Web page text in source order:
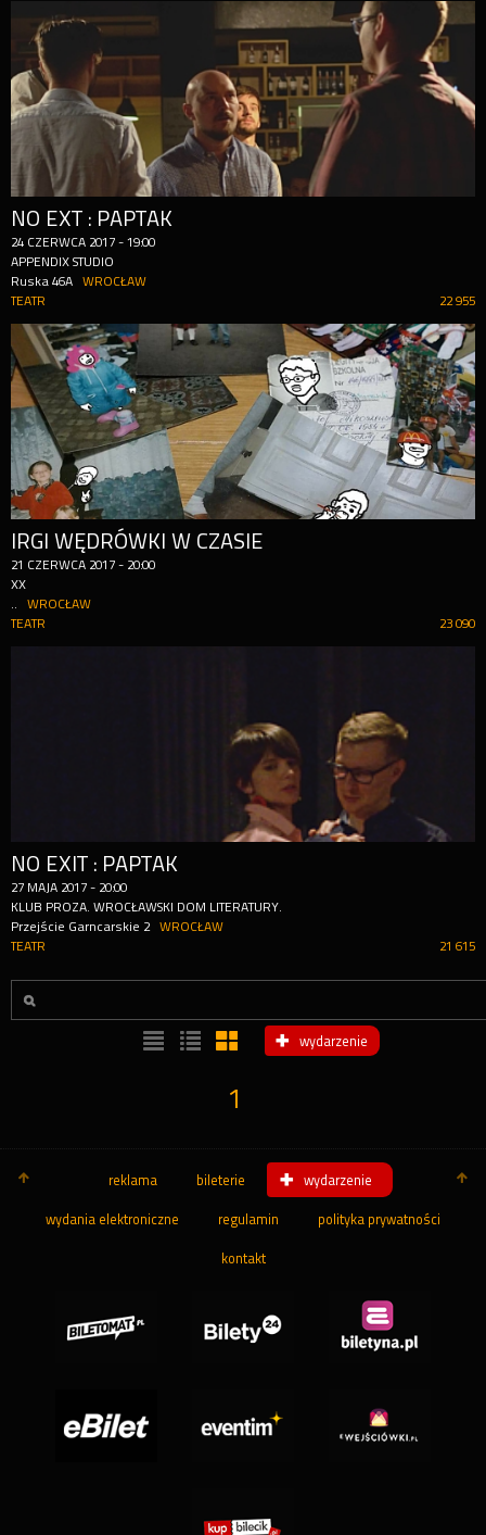
NO EXT : PAPTAK
24 CZERWCA 2017 -19:00
APPENDIX STUDIO
Ruska 46A
WROCŁAW
22 955
TEATR
IRGI WĘDRÓWKI W CZASIE
21 CZERWCA 2017 - 20:00
XX
..
WROCŁAW
23 090
TEATR
NO EXIT : PAPTAK
27 MAJA 2017 - 20:00
KLUB PROZA. WROCŁAWSKI DOM LITERATURY.
Przejście Garncarskie 2
WROCŁAW
21 615
TEATR
wydarzenie
1
reklama bileterie wydarzenie
wydania elektroniczne regulamin polityka prywatności
kontakt